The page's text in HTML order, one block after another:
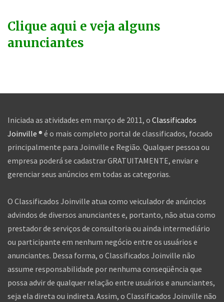
Clique aqui e veja alguns
anunciantes
Iniciada as atividades em março de 2011, o Classificados
Joinville ® é o mais completo portal de classificados, focado
principalmente para Joinville e Região. Qualquer pessoa ou
empresa poderá se cadastrar GRATUITAMENTE, enviar e
gerenciar seus anúncios em todas as categorias.
O Classificados Joinville atua como veiculador de anúncios
advindos de diversos anunciantes e, portanto, não atua como
prestador de serviços de consultoria ou ainda intermediário
ou participante em nenhum negócio entre os usuários e
anunciantes. Dessa forma, o Classificados Joinville não
assume responsabilidade por nenhuma conseqüência que
possa advir de qualquer relação entre usuários e anunciantes,
seja ela direta ou indireta. Assim, o Classificados Joinville não